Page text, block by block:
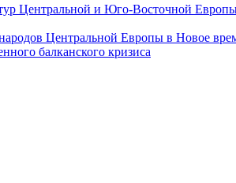
Центральной и Юго-Восточной
Центральной Европы в Новое
балканского кризиса